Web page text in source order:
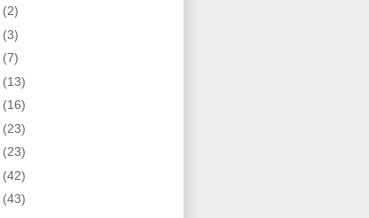
(2)
(3)
(7)
(13)
(16)
(23)
(23)
(42)
(43)